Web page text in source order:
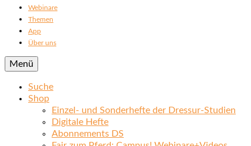
Webinare
Themen
App
Über uns
Menü
Suche
Shop
Einzel- und Sonderhefte der Dressur-Studien
Digitale Hefte
Abonnements DS